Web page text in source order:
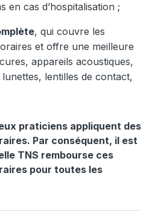
en cas d’hospitalisation ;
, qui couvre les
et offre une meilleure
appareils acoustiques,
lentilles de contact,
praticiens appliquent des
Par conséquent, il est
TNS rembourse ces
pour toutes les